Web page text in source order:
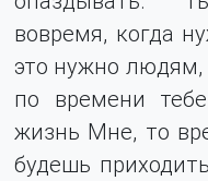
вовремя, когда
это нужно людям,
по времени
жизнь Мне, то
будешь